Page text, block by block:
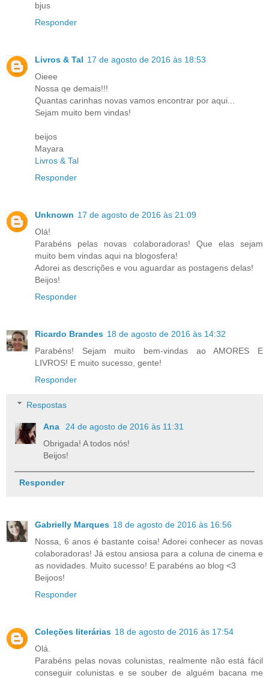
bjus
Responder
Livros & Tal 17 de agosto de 2016 às 18:53
Oieee
Nossa qe demais!!!
Quantas carinhas novas vamos encontrar por aqui...
Sejam muito bem vindas!
beijos
Mayara
Livros & Tal
Responder
Unknown 17 de agosto de 2016 às 21:09
Olá!
Parabéns pelas novas colaboradoras! Que elas sejam
muito bem vindas aqui na blogosfera!
Adorei as descrições e vou aguardar as postagens delas!
Beijos!
Responder
Ricardo Brandes 18 de agosto de 2016 às 14:32
Parabéns! Sejam muito bem-vindas ao AMORES E
LIVROS! E muito sucesso, gente!
Responder
Respostas
Ana
24 de agosto de 2016 às 11:31
Obrigada! A todos nós!
Beijos!
Responder
Gabrielly Marques 18 de agosto de 2016 às 16:56
Nossa, 6 anos é bastante coisa! Adorei conhecer as novas
colaboradoras! Já estou ansiosa para a coluna de cinema e
as novidades. Muito sucesso! E parabéns ao blog <3
Beijoos!
Responder
Coleções literárias 18 de agosto de 2016 às 17:54
Olá.
Parabéns pelas novas colunistas, realmente não está fácil
conseguir colunistas e se souber de alguém bacana me